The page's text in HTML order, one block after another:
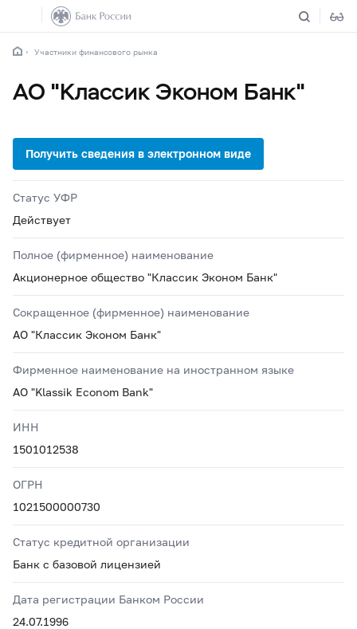
Участники финансового рынка
АО "Классик Эконом Банк"
Статус УФР
Действует
Полное (фирменное) наименование
Акционерное общество "Классик Эконом Банк"
Сокращенное (фирменное) наименование
АО "Классик Эконом Банк"
Фирменное наименование на иностранном языке
AO "Klassik Econom Bank"
ИНН
1501012538
ОГРН
1021500000730
Статус кредитной организации
Банк с базовой лицензией
Дата регистрации Банком России
24.07.1996